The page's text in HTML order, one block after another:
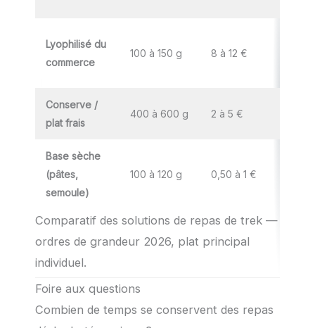
Lyophilisé du
commerce
100 à 150 g 8 à 12 €
Conserve /
plat frais
400 à 600 g 2 à 5 €
Base sèche
(pâtes,
semoule)
100 à 120 g 0,50 à 1 €
Comparatif des solutions de repas de trek —
ordres de grandeur 2026, plat principal
individuel.
Foire aux questions
Combien de temps se conservent des repas